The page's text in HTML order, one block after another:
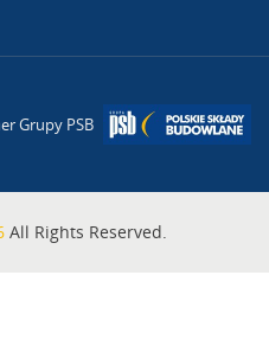
Grupy PSB
All Rights Reserved.